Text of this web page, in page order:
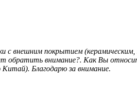
покрытием (керамическим,
обратить внимание?. Как Вы
Благодарю за внимание.